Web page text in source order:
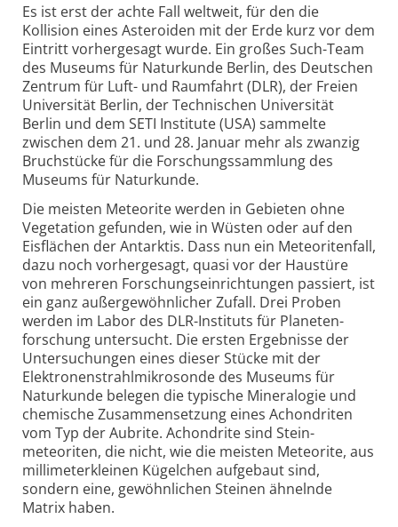
Es ist erst der achte Fall weltweit, für den die
Kollision eines Asteroiden mit der Erde kurz vor dem
Eintritt vorhergesagt wurde. Ein großes Such-Team
des Museums für Naturkunde Berlin, des Deutschen
Zentrum für Luft- und Raumfahrt (DLR), der Freien
Universität Berlin, der Technischen Universität
Berlin und dem SETI Institute (USA) sammelte
zwischen dem 21. und 28. Januar mehr als zwanzig
Bruchstücke für die Forschungssammlung des
Museums für Naturkunde.
Die meisten Meteorite werden in Gebieten ohne
Vegetation gefunden, wie in Wüsten oder auf den
Eisflächen der Antarktis. Dass nun ein Meteoritenfall,
dazu noch vorhergesagt, quasi vor der Haustüre
von mehreren Forschungseinrichtungen passiert, ist
ein ganz außergewöhnlicher Zufall. Drei Proben
werden im Labor des DLR-Instituts für Planeten­
forschung untersucht. Die ersten Ergebnisse der
Untersuchungen eines dieser Stücke mit der
Elektronen­strahlmikrosonde des Museums für
Naturkunde belegen die typische Mineralogie und
chemische Zusammensetzung eines Achondriten
vom Typ der Aubrite. Achondrite sind Stein­
meteoriten, die nicht, wie die meisten Meteorite, aus
millimeterkleinen Kügelchen aufgebaut sind,
sondern eine, gewöhnlichen Steinen ähnelnde
Matrix haben.